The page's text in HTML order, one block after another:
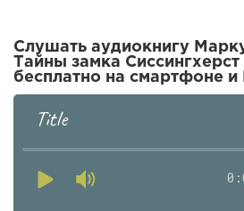
Слушать аудиокнигу
Тайны замка
бесплатно на смартфоне и
Title